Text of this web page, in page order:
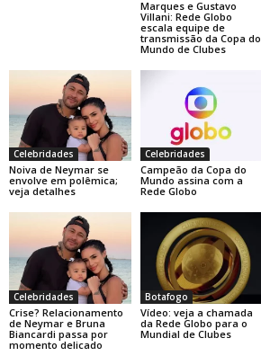
Marques e Gustavo
Villani: Rede Globo
escala equipe de
transmissão da Copa do
Mundo de Clubes
Celebridades
Noiva de Neymar se
envolve em polêmica;
veja detalhes
Celebridades
Campeão da Copa do
Mundo assina com a
Rede Globo
Celebridades
Crise? Relacionamento
de Neymar e Bruna
Biancardi passa por
momento delicado
Botafogo
Vídeo: veja a chamada
da Rede Globo para o
Mundial de Clubes